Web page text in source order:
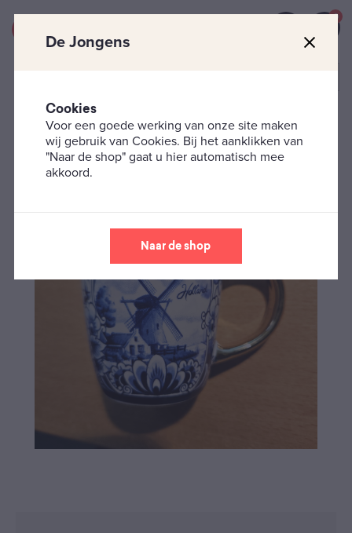
0
Mokken & Bekers Mok – Holland Goud Klein
De Jongens
Cookies
Voor een goede werking van onze site maken
wij gebruik van Cookies. Bij het aanklikken van
"Naar de shop" gaat u hier automatisch mee
akkoord.
Naar de shop